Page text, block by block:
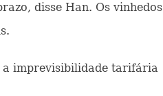
disse Han. Os vinhedos
a imprevisibilidade tarifária